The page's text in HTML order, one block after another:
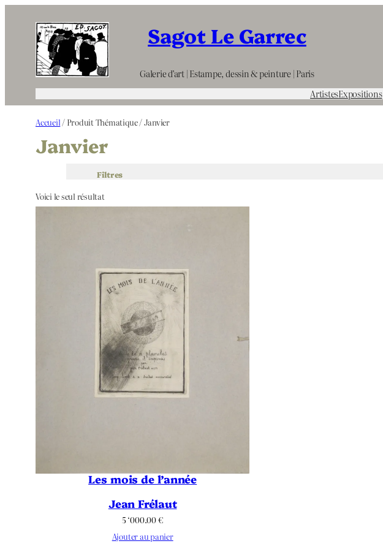
contenu
Sagot Le Garrec
Galerie d’art | Estampe, dessin & peinture | Paris
ArtistesExpositions
Accueil / Produit Thématique / Janvier
Janvier
Filtres
Voici le seul résultat
Les mois de l’année
Jean Frélaut
5 ‘000.00€
Ajouter au panier